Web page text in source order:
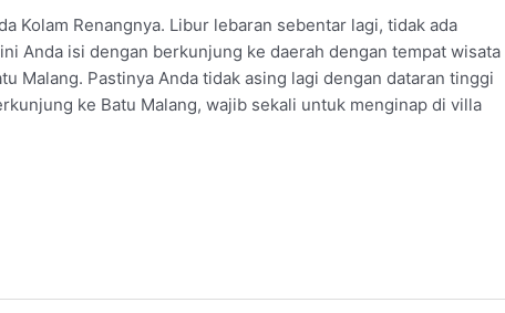
Kolam Renangnya. Libur lebaran sebentar lagi, tidak ada
Anda isi dengan berkunjung ke daerah dengan tempat wisata
Malang. Pastinya Anda tidak asing lagi dengan dataran tinggi
ke Batu Malang, wajib sekali untuk menginap di villa